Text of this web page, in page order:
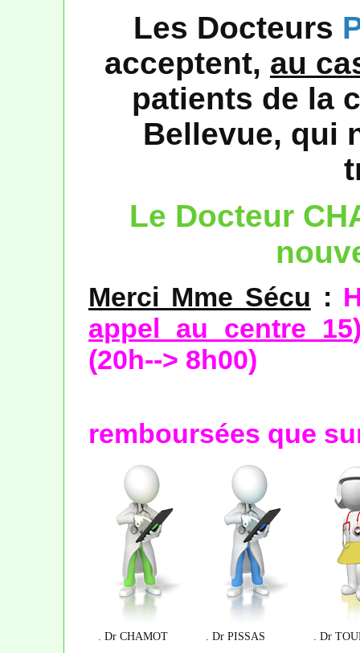
Les Docteurs
acceptent, au
patients de la
Bellevue, qui
Le Docteur
Merci Mme Sécu :
appel au centre 15
(20h--> 8h00)
remboursées que
. Dr CHAMOT . Dr PISSAS . Dr